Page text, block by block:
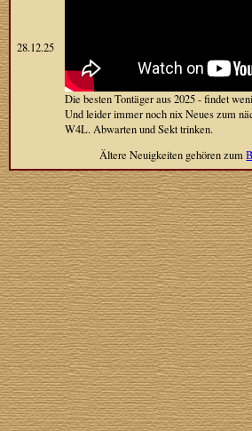
28.12.25
Die besten Tontäger aus 2025 - findet
Und leider immer noch nix Neues zum
W4L. Abwarten und Sekt trinken.
Ältere Neuigkeiten gehören zum